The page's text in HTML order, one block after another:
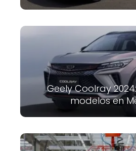
Geely Coolray
modelos en